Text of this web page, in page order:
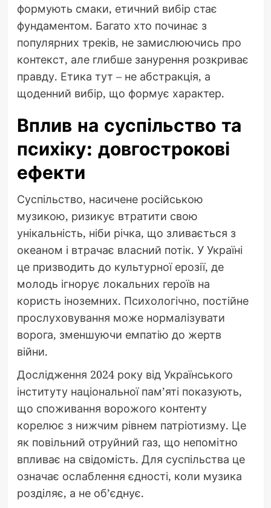
формують смаки, етичний вибір стає
фундаментом. Багато хто починає з
популярних треків, не замислюючись про
контекст, але глибше занурення розкриває
правду. Етика тут – не абстракція, а
щоденний вибір, що формує характер.
Вплив на суспільство та
психіку: довгострокові
ефекти
Суспільство, насичене російською
музикою, ризикує втратити свою
унікальність, ніби річка, що зливається з
океаном і втрачає власний потік. У Україні
це призводить до культурної ерозії, де
молодь ігнорує локальних героїв на
користь іноземних. Психологічно, постійне
прослуховування може нормалізувати
ворога, зменшуючи емпатію до жертв
війни.
Дослідження 2024 року від Українського
інституту національної пам’яті показують,
що споживання ворожого контенту
корелює з нижчим рівнем патріотизму. Це
як повільний отруйний газ, що непомітно
впливає на свідомість. Для суспільства це
означає ослаблення єдності, коли музика
розділяє, а не об’єднує.